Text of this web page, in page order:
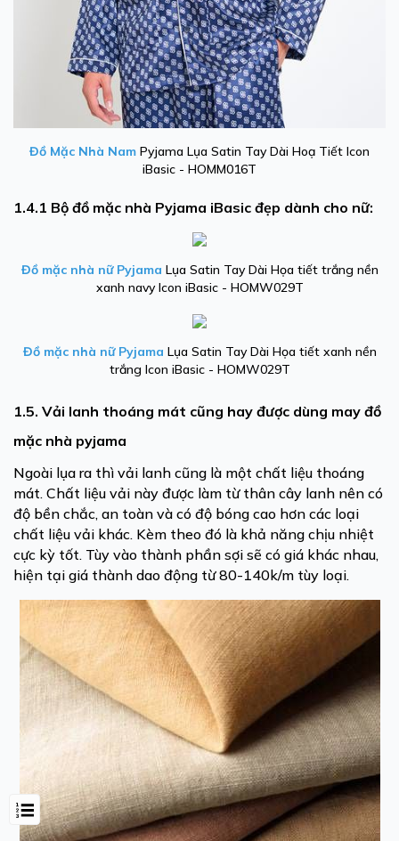
Đồ Mặc Nhà Nam Pyjama Lụa Satin Tay Dài Hoạ Tiết Icon
iBasic - HOMM016T
1.4.1 Bộ đồ mặc nhà Pyjama iBasic đẹp dành cho nữ:
Đồ mặc nhà nữ Pyjama Lụa Satin Tay Dài Họa tiết trắng nền
xanh navy Icon iBasic - HOMW029T
Đồ mặc nhà nữ Pyjama Lụa Satin Tay Dài Họa tiết xanh nền
trắng Icon iBasic - HOMW029T
1.5. Vải lanh thoáng mát cũng hay được dùng may đồ
mặc nhà pyjama
Ngoài lụa ra thì vải lanh cũng là một chất liệu thoáng
mát. Chất liệu vải này được làm từ thân cây lanh nên có
độ bền chắc, an toàn và có độ bóng cao hơn các loại
chất liệu vải khác. Kèm theo đó là khả năng chịu nhiệt
cực kỳ tốt. Tùy vào thành phần sợi sẽ có giá khác nhau,
hiện tại giá thành dao động từ 80-140k/m tùy loại.